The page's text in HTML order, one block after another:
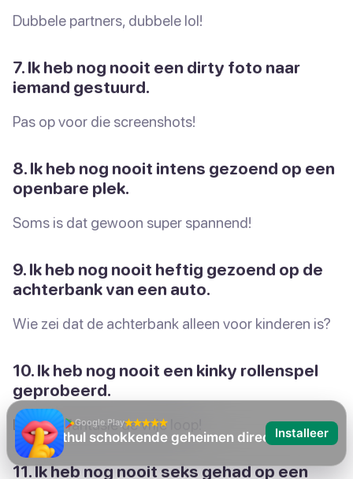
Dubbele partners, dubbele lol!
7. Ik heb nog nooit een dirty foto naar
iemand gestuurd.
Pas op voor die screenshots!
8. Ik heb nog nooit intens gezoend op een
openbare plek.
Soms is dat gewoon super spannend!
9. Ik heb nog nooit heftig gezoend op de
achterbank van een auto.
Wie zei dat de achterbank alleen voor kinderen is?
10. Ik heb nog nooit een kinky rollenspel
geprobeerd.
Laat die fantasie de vrije loop!
11. Ik heb nog nooit seks gehad op een
Google Play
Ik heb nog nooit Installeer